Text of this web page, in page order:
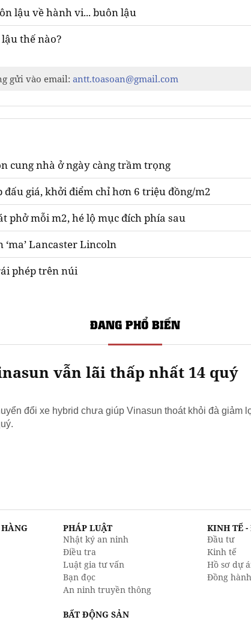
lậu về hành vi... buôn lậu
thế nào?
gửi vào email: antt.toasoan@gmail.com
cung nhà ở ngày càng trầm trọng
giá, khởi điểm chỉ hơn 6 triệu đồng/m2
phở mỗi m2, hé lộ mục đích phía sau
Lancaster Lincoln
phép trên núi
ĐANG PHỔ BIẾN
vẫn lãi thấp nhất 14 quý
đổi xe hybrid chưa giúp Vinasun thoát khỏi đà giảm
PHÁP LUẬT
Nhật ký an ninh
Điều tra
Luật gia tư vấn
Bạn đọc
An ninh truyền thông
KINH TẾ
Đầu tư
Kinh tế
Hồ sơ dự
Đồng
BẤT ĐỘNG SẢN